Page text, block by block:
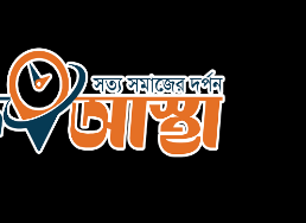
কিশোর
ভারত থেকে আসছে ২ দশমিক ৩
মেট্রিক টন টিয়ার শেল